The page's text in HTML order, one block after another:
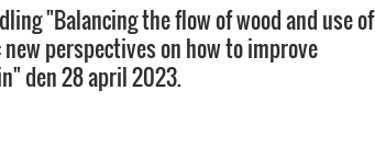
"Balancing the flow of wood and use of
perspectives on how to improve
den 28 april 2023.